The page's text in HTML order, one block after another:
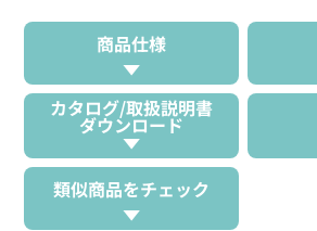
商品仕様
カタログ/取扱説明書
ダウンロード
類似商品をチェック